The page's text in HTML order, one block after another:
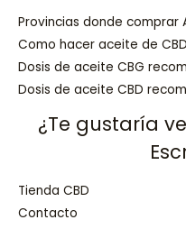
Provincias donde comprar
Como hacer aceite de CBD
Dosis de aceite CBG
Dosis de aceite CBD
¿Te gustaría
Tienda CBD
Contacto